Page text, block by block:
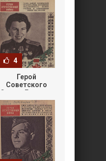
4
Герой
Советского
Союза Евдокия
Андреевна
Никулина
[Листовка]